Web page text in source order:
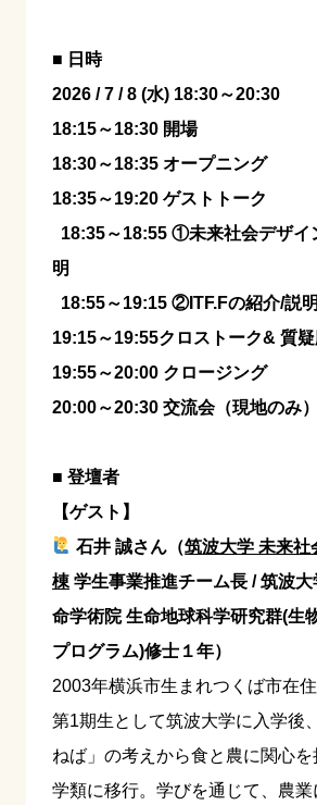
■ 日時
2026 / 7 / 8 (水) 18:30～20:30
18:15～18:30 開場
18:30～18:35 オープニング
18:35～19:20 ゲストトーク
18:35～18:55 ①未来社会デザイ
明
18:55～19:15 ②ITF.Fの紹介/説明
19:15～19:55クロストーク& 質
19:55～20:00 クロージング
20:00～20:30 交流会（現地のみ）
■ 登壇者
【ゲスト】
石井 誠さん（筑波大学 未来社
棟 学生事業推進チーム長 / 筑波
命学術院 生命地球科学研究群(生
プログラム)修士１年）
2003年横浜市生まれつくば市在
第1期生として筑波大学に入学後
ねば」の考えから食と農に関心
学類に移行。学びを通じて、農